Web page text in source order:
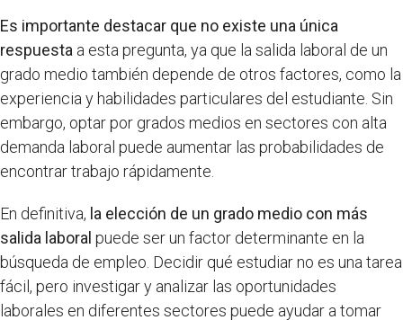
Es importante destacar que no existe una única
respuesta a esta pregunta, ya que la salida laboral de un
grado medio también depende de otros factores, como la
experiencia y habilidades particulares del estudiante. Sin
embargo, optar por grados medios en sectores con alta
demanda laboral puede aumentar las probabilidades de
encontrar trabajo rápidamente.
En definitiva, la elección de un grado medio con más
salida laboral puede ser un factor determinante en la
búsqueda de empleo. Decidir qué estudiar no es una tarea
fácil, pero investigar y analizar las oportunidades
laborales en diferentes sectores puede ayudar a tomar